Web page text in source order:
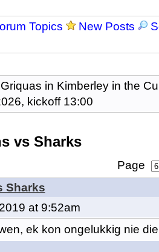
Topics New Posts
in Kimberley in the
kickoff 13:00
vs Sharks
Page
Sharks
at 9:52am
ek kon ongelukkig nie